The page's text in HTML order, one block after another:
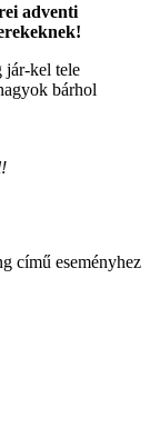
adventi
jár-kel tele
bárhol